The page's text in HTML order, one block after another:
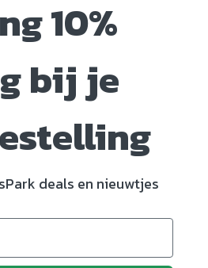
10%
bij je
deals en nieuwtjes